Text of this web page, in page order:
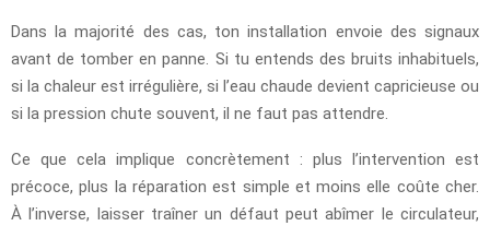
Dans la majorité des cas, ton installation envoie des signaux
avant de tomber en panne. Si tu entends des bruits inhabituels,
si la chaleur est irrégulière, si l’eau chaude devient capricieuse ou
si la pression chute souvent, il ne faut pas attendre.
Ce que cela implique concrètement : plus l’intervention est
précoce, plus la réparation est simple et moins elle coûte cher.
À l’inverse, laisser traîner un défaut peut abîmer le circulateur,